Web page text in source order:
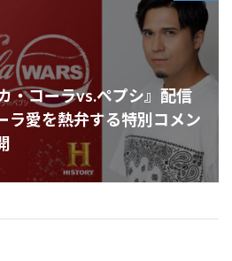
・コーラvs.ペプシ』配信
ラ愛を熱弁する特別コメン